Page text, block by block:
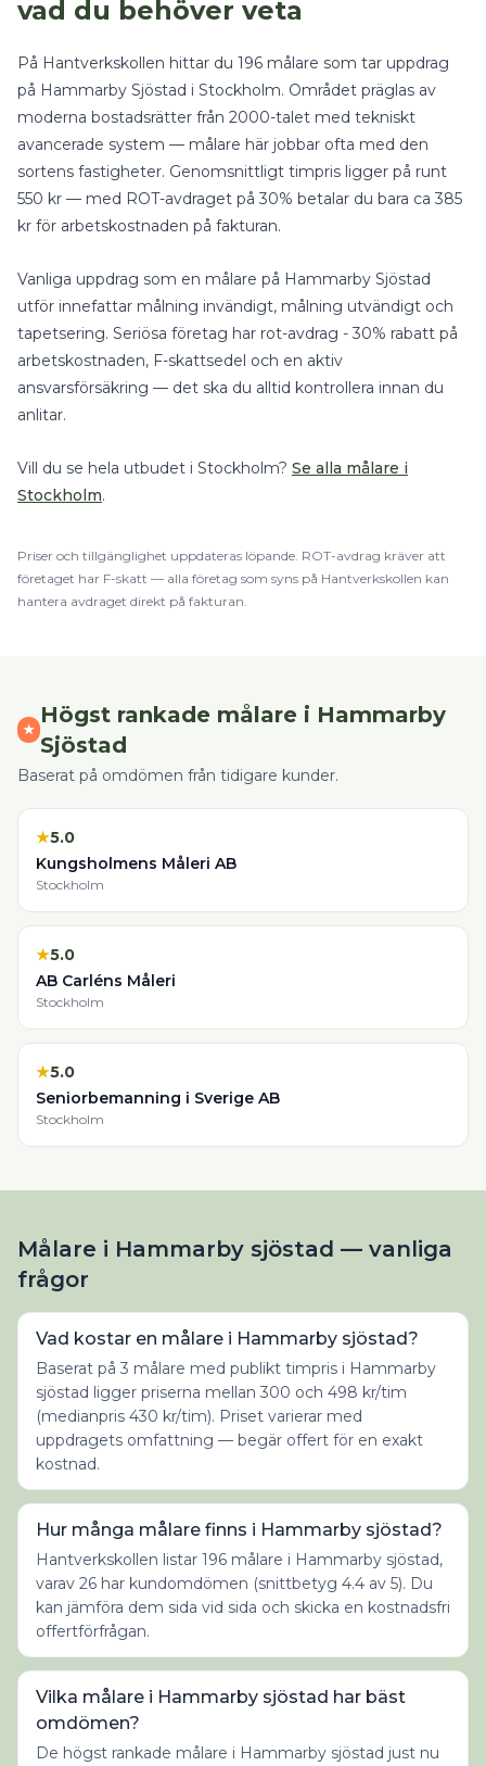
vad du behöver veta
På Hantverkskollen hittar du 196 målare som tar uppdrag
på Hammarby Sjöstad i Stockholm. Området präglas av
moderna bostadsrätter från 2000-talet med tekniskt
avancerade system — målare här jobbar ofta med den
sortens fastigheter. Genomsnittligt timpris ligger på runt
550 kr — med ROT-avdraget på 30% betalar du bara ca 385
kr för arbetskostnaden på fakturan.
Vanliga uppdrag som en målare på Hammarby Sjöstad
utför innefattar målning invändigt, målning utvändigt och
tapetsering. Seriösa företag har rot-avdrag - 30% rabatt på
arbetskostnaden, F-skattsedel och en aktiv
ansvarsförsäkring — det ska du alltid kontrollera innan du
anlitar.
Vill du se hela utbudet i Stockholm? Se alla målare i
Stockholm.
Priser och tillgänglighet uppdateras löpande. ROT-avdrag kräver att
företaget har F-skatt — alla företag som syns på Hantverkskollen kan
hantera avdraget direkt på fakturan.
★
Högst rankade målarei Hammarby
Sjöstad
Baserat på omdömen från tidigare kunder.
★5.0
Kungsholmens Måleri AB
Stockholm
★5.0
AB Carléns Måleri
Stockholm
★5.0
Seniorbemanning i Sverige AB
Stockholm
Målare i Hammarby sjöstad — vanliga
frågor
Vad kostar en målare i Hammarby sjöstad?
Baserat på 3 målare med publikt timpris i Hammarby
sjöstad ligger priserna mellan 300 och 498 kr/tim
(medianpris 430 kr/tim). Priset varierar med
uppdragets omfattning — begär offert för en exakt
kostnad.
Hur många målare finns i Hammarby sjöstad?
Hantverkskollen listar 196 målare i Hammarby sjöstad,
varav 26 har kundomdömen (snittbetyg 4.4 av 5). Du
kan jämföra dem sida vid sida och skicka en kostnadsfri
offertförfrågan.
Vilka målare i Hammarby sjöstad har bäst
omdömen?
De högst rankade målare i Hammarby sjöstad just nu